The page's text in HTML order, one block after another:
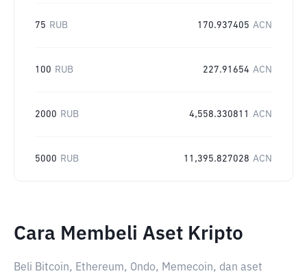
75 RUB 170.937405 ACN
100 RUB 227.91654 ACN
2000 RUB 4,558.330811 ACN
5000 RUB 11,395.827028 ACN
Cara Membeli Aset Kripto
Beli Bitcoin, Ethereum, Ondo, Memecoin, dan aset